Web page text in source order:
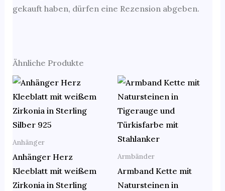
gekauft haben, dürfen eine Rezension abgeben.
Ähnliche Produkte
Anhänger
Anhänger Herz
Kleeblatt mit weißem
Zirkonia in Sterling
Armbänder
Armband Kette mit
Natursteinen in